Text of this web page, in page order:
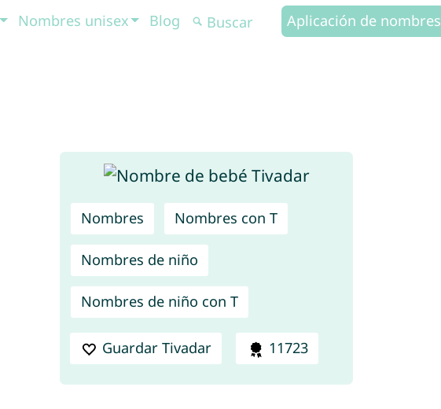
Nombres unisex Blog Aplicación de nombres
Nombres Nombres con T
Nombres de niño
Nombres de niño con T
Guardar Tivadar 11723